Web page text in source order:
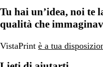
Tu hai un’idea, noi te
qualità che
VistaPrint è a tua